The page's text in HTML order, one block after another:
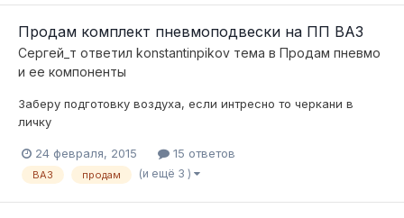
Продам комплект пневмоподвески на ПП ВАЗ
Сергей_т ответил konstantinpikov тема в Продам пневмо
и ее компоненты
Заберу подготовку воздуха, если интресно то черкани в
личку
24 февраля, 2015 15 ответов
ВАЗ продам (и ещё 3 )